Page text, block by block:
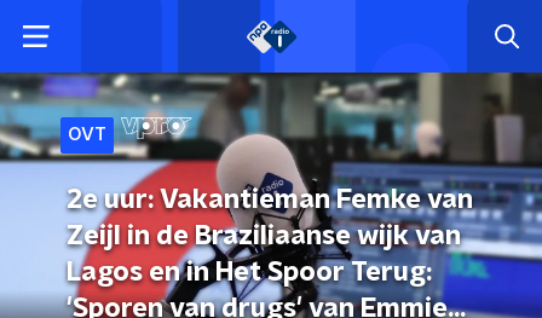
OVT
2e uur: Vakantieman Femke van
Zeijl in de Braziliaanse wijk van
Lagos en in Het Spoor Terug:
'Sporen van drugs' van Emmie